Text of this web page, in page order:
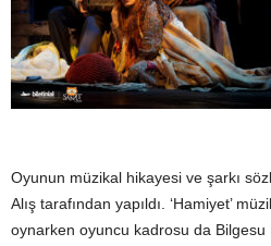
Oyunun müzikal hikayesi ve şarkı
Alış tarafından yapıldı. ‘Hamiyet’
oynarken oyuncu kadrosu da Bilgesu